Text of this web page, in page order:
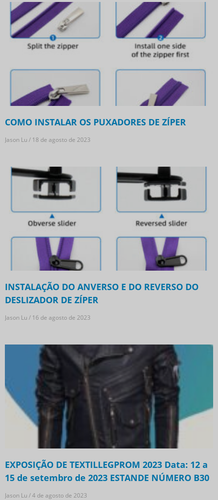
COMO INSTALAR OS PUXADORES DE ZÍPER
Jason Lu 18 de agosto de 2023
INSTALAÇÃO DO ANVERSO E DO REVERSO DO
DESLIZADOR DE ZÍPER
Jason Lu 16 de agosto de 2023
EXPOSIÇÃO DE TEXTILLEGPROM 2023 Data: 12 a
15 de setembro de 2023 ESTANDE NÚMERO B30
Jason Lu 4 de agosto de 2023